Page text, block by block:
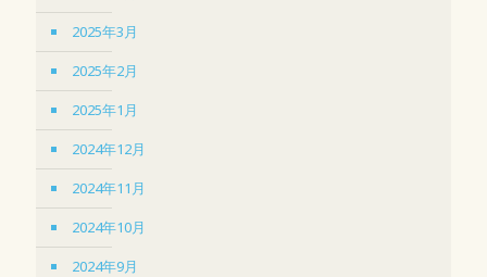
2025年3月
2025年2月
2025年1月
2024年12月
2024年11月
2024年10月
2024年9月